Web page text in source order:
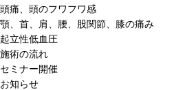
頭痛、頭のフワフワ感
顎、首、肩、腰、股関節、膝の痛み
起立性低血圧
施術の流れ
セミナー開催
お知らせ